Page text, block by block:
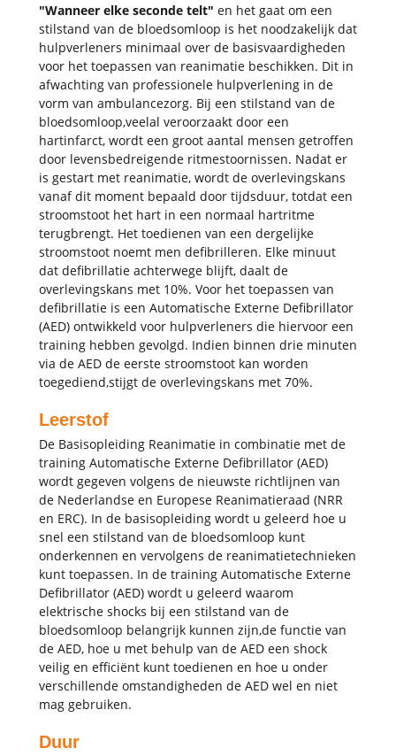
"Wanneer elke seconde telt" en het gaat om een
stilstand van de bloedsomloop is het noodzakelijk dat
hulpverleners minimaal over de basisvaardigheden
voor het toepassen van reanimatie beschikken. Dit in
afwachting van professionele hulpverlening in de
vorm van ambulancezorg. Bij een stilstand van de
bloedsomloop,veelal veroorzaakt door een
hartinfarct, wordt een groot aantal mensen getroffen
door levensbedreigende ritmestoornissen. Nadat er
is gestart met reanimatie, wordt de overlevingskans
vanaf dit moment bepaald door tijdsduur, totdat een
stroomstoot het hart in een normaal hartritme
terugbrengt. Het toedienen van een dergelijke
stroomstoot noemt men defibrilleren. Elke minuut
dat defibrillatie achterwege blijft, daalt de
overlevingskans met 10%. Voor het toepassen van
defibrillatie is een Automatische Externe Defibrillator
(AED) ontwikkeld voor hulpverleners die hiervoor een
training hebben gevolgd. Indien binnen drie minuten
via de AED de eerste stroomstoot kan worden
toegediend,stijgt de overlevingskans met 70%.
Leerstof
De Basisopleiding Reanimatie in combinatie met de
training Automatische Externe Defibrillator (AED)
wordt gegeven volgens de nieuwste richtlijnen van
de Nederlandse en Europese Reanimatieraad (NRR
en ERC). In de basisopleiding wordt u geleerd hoe u
snel een stilstand van de bloedsomloop kunt
onderkennen en vervolgens de reanimatietechnieken
kunt toepassen. In de training Automatische Externe
Defibrillator (AED) wordt u geleerd waarom
elektrische shocks bij een stilstand van de
bloedsomloop belangrijk kunnen zijn,de functie van
de AED, hoe u met behulp van de AED een shock
veilig en efficiënt kunt toedienen en hoe u onder
verschillende omstandigheden de AED wel en niet
mag gebruiken.
Duur